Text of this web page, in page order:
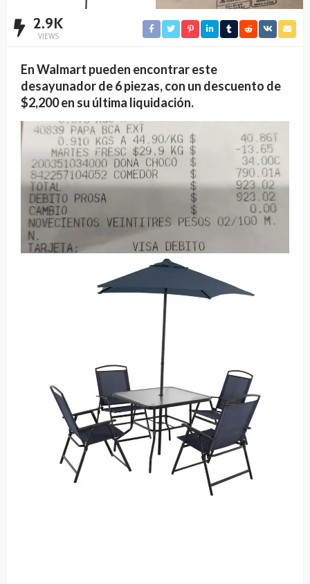
2.9K
VIEWS
En Walmart pueden encontrar este
desayunador de 6 piezas, con un descuento de
$2,200 en su última liquidación.